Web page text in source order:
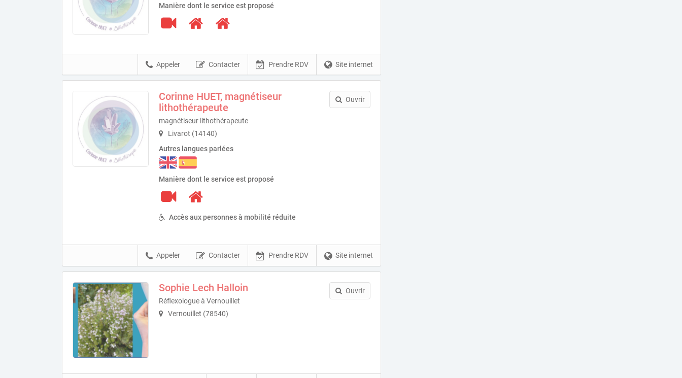
Manière dont le service est proposé
Site internet
Prendre RDV
Contacter
Appeler
Corinne HUET, magnétiseur
lithothérapeute
magnétiseur lithothérapeute
Livarot (14140)
Autres langues parlées
Manière dont le service est proposé
Accès aux personnes à mobilité réduite
Ouvrir
Site internet
Prendre RDV
Contacter
Appeler
Sophie Lech Halloin
Réflexologue à Vernouillet
Vernouillet (78540)
Ouvrir